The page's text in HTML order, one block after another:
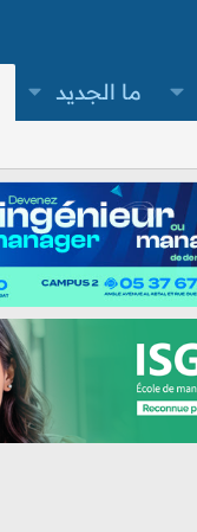
ما الجديد